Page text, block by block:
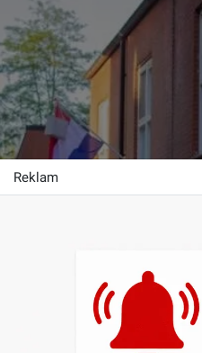
için heyecanlanan
Reklam